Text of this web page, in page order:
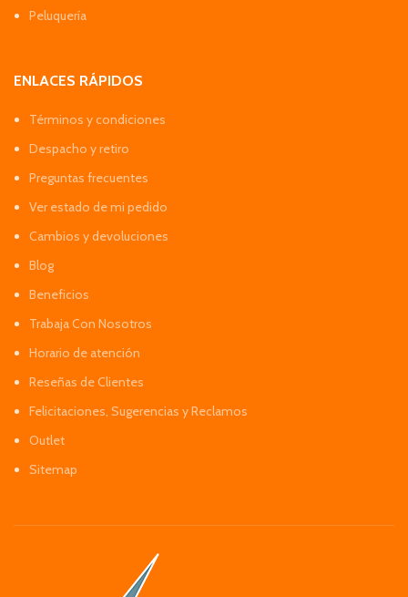
Peluquería
ENLACES RÁPIDOS
Términos y condiciones
Despacho y retiro
Preguntas frecuentes
Ver estado de mi pedido
Cambios y devoluciones
Blog
Beneficios
Trabaja Con Nosotros
Horario de atención
Reseñas de Clientes
Felicitaciones, Sugerencias y Reclamos
Outlet
Sitemap